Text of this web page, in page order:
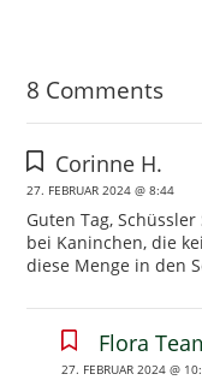
8 Comments
Corinne H.
27. FEBRUAR 2024 @ 8:44
Guten Tag,
bei Kaninchen, die
diese Menge in den
Flora
27. FEBRUAR 2024 @